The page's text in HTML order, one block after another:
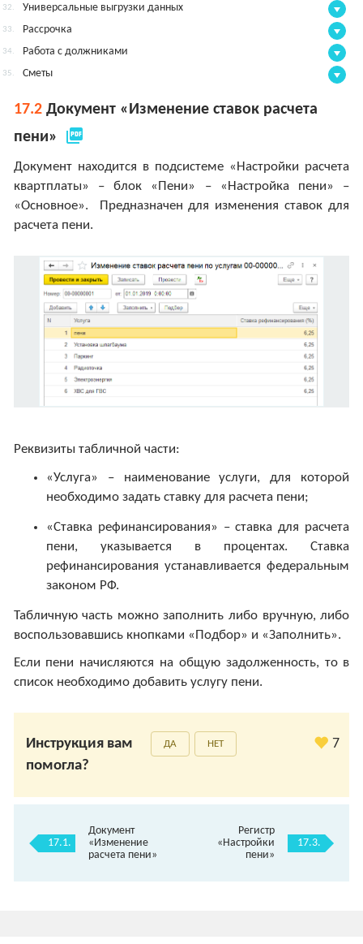
32. Универсальные выгрузки данных
33. Рассрочка
34. Работа с должниками
35. Сметы
17.2 Документ «Изменение ставок расчета
пени»
picture_as_pdf
Документ находится в подсистеме «Настройки расчета
квартплаты» – блок «Пени» – «Настройка пени» –
«Основное». Предназначен для изменения ставок для
расчета пени.
Реквизиты табличной части:
«Услуга» – наименование услуги, для которой
необходимо задать ставку для расчета пени;
«Ставка рефинансирования» – ставка для расчета
пени, указывается в процентах. Ставка
рефинансирования устанавливается федеральным
законом РФ.
Табличную часть можно заполнить либо вручную, либо
воспользовавшись кнопками «Подбор» и «Заполнить».
Если пени начисляются на общую задолженность, то в
список необходимо добавить услугу пени.
Инструкция вам
помогла?
ДА НЕТ 7
17.1.
Документ
«Изменение
расчета пени»
Регистр
«Настройки
пени»
17.3.